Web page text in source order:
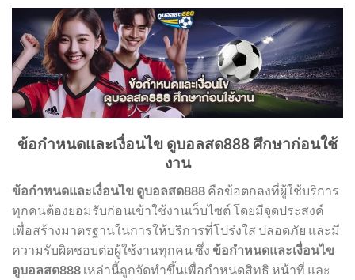
ข้อกำหนดและเงื่อนไข ดูบอลสด888 ศึกษาก่อนใช้
งาน
ข้อกำหนดและเงื่อนไข ดูบอลสด888 คือข้อตกลงที่ผู้ใช้บริการ
ทุกคนต้องยอมรับก่อนเข้าใช้งานเว็บไซต์ โดยมีจุดประสงค์
เพื่อสร้างมาตรฐานในการให้บริการที่โปร่งใส ปลอดภัย และมี
ความรับผิดชอบต่อผู้ใช้งานทุกคน ซึ่ง ข้อกำหนดและเงื่อนไข
ดูบอลสด888 เหล่านี้ถูกจัดทำขึ้นเพื่อกำหนดสิทธิ หน้าที่ และ